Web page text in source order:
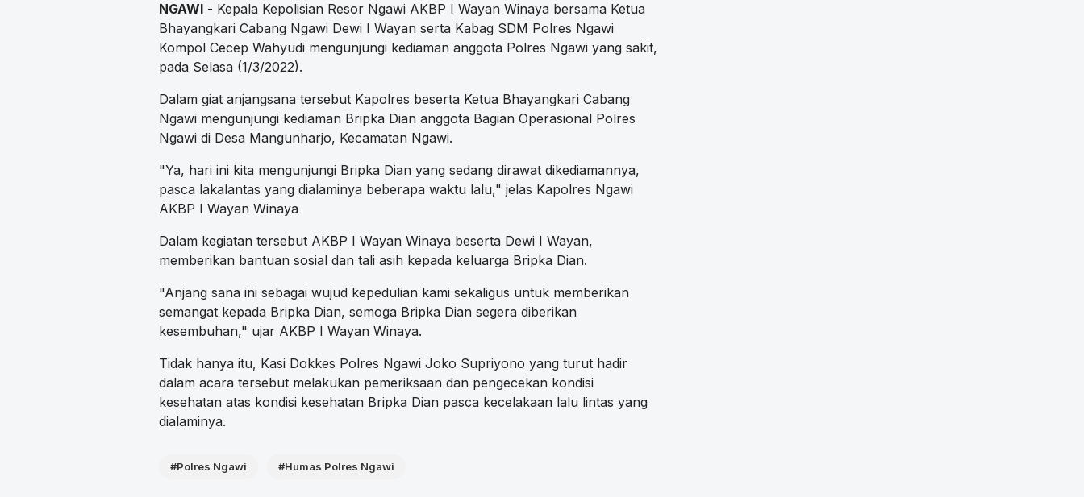
NGAWI - Kepala Kepolisian Resor Ngawi AKBP I Wayan Winaya bersama Ketua
Bhayangkari Cabang Ngawi Dewi I Wayan serta Kabag SDM Polres Ngawi
Kompol Cecep Wahyudi mengunjungi kediaman anggota Polres Ngawi yang sakit,
pada Selasa (1/3/2022).
Dalam giat anjangsana tersebut Kapolres beserta Ketua Bhayangkari Cabang
Ngawi mengunjungi kediaman Bripka Dian anggota Bagian Operasional Polres
Ngawi di Desa Mangunharjo, Kecamatan Ngawi.
"Ya, hari ini kita mengunjungi Bripka Dian yang sedang dirawat dikediamannya,
pasca lakalantas yang dialaminya beberapa waktu lalu," jelas Kapolres Ngawi
AKBP I Wayan Winaya
Dalam kegiatan tersebut AKBP I Wayan Winaya beserta Dewi I Wayan,
memberikan bantuan sosial dan tali asih kepada keluarga Bripka Dian.
"Anjang sana ini sebagai wujud kepedulian kami sekaligus untuk memberikan
semangat kepada Bripka Dian, semoga Bripka Dian segera diberikan
kesembuhan," ujar AKBP I Wayan Winaya.
Tidak hanya itu, Kasi Dokkes Polres Ngawi Joko Supriyono yang turut hadir
dalam acara tersebut melakukan pemeriksaan dan pengecekan kondisi
kesehatan atas kondisi kesehatan Bripka Dian pasca kecelakaan lalu lintas yang
dialaminya.
#Polres Ngawi #Humas Polres Ngawi